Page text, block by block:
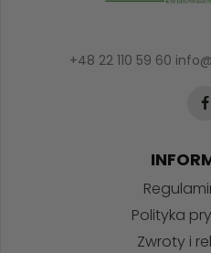
+48 22 110 59 60
Polityka
Zwroty i